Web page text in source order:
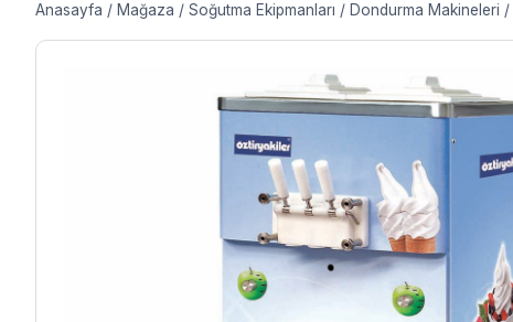
Anasayfa / Mağaza / Soğutma Ekipmanları / Dondurma Makineleri /